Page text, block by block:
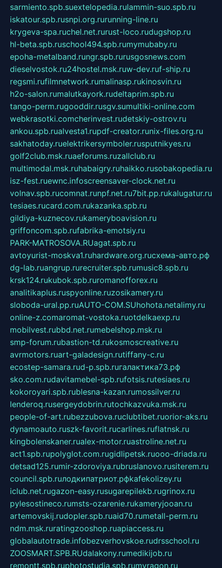
sarmiento.spb.suextelopedia.rulammin-suo.spb.ru
iskatour.spb.rusnpi.org.rurunning-line.ru
krygeva-spa.ruchel.net.rurust-loco.rudugshop.ru
hl-beta.spb.ruschool494.spb.rumymubaby.ru
epoha-metalband.rungr.spb.rurusgosnews.com
dieselvostok.ru24hostel.msk.ruw-dev.ruf-ship.ru
regsmi.rufilmnetwork.rumalinasp.rukinosvin.ru
h2o-salon.rumalutkayork.rudeltaprim.spb.ru
tango-perm.rugooddir.rusgv.sumultiki-online.com
webkrasotki.comcherinvest.rudetskiy-ostrov.ru
ankou.spb.rualvesta1.rupdf-creator.runix-files.org.ru
sakhatoday.ruelektrikersymboler.rusputnikyes.ru
golf2club.msk.ruaeforums.ruzallclub.ru
multimodal.msk.ruhabaigry.ruhaikko.rusobakopedia.ru
isz-fest.ruewnc.infoscreensaver-clock.net.ru
volnav.spb.rucomnat.runpf.net.ru7bit.pp.rukalugatur.ru
tesiaes.rucard.com.rukazanka.spb.ru
gildiya-kuznecov.rukameryboavision.ru
griffoncom.spb.rufabrika-emotsiy.ru
PARK-MATROSOVA.RUagat.spb.ru
avtoyurist-moskva1.ruhardware.org.ruсхема-авто.рф
dg-lab.ruangrup.rurecruiter.spb.rumusic8.spb.ru
krsk124.rukubok.spb.ruromanofforex.ru
analitikaplus.ruspyonline.ruzosikamery.ru
sloboda-ural.pp.ruAUTO-COM.SUhohota.netalimy.ru
online-z.comaromat-vostoka.ruotdelkaexp.ru
mobilvest.rubbd.net.rumebelshop.msk.ru
smp-forum.rubastion-td.rukosmoscreative.ru
avrmotors.ruart-galadesign.rutiffany-c.ru
ecostep-samara.rud-p.spb.ruгалактика73.рф
sko.com.rudavitamebel-spb.rufotsis.rutesiaes.ru
kokoroyari.spb.rublesna-kazan.rumossilver.ru
lenderoq.rusergeydobrin.rutochkazvuka.msk.ru
people-of-art.rubezzubova.ruclubtibet.ruorior-aks.ru
dynamoauto.ruszk-favorit.rucarlines.ruflatnsk.ru
kingbolenskaner.rualex-motor.ruastroline.net.ru
act1.spb.rupolyglot.com.rugidlipetsk.ruooo-driada.ru
detsad125.rumir-zdoroviya.rubruslanovo.rusiterem.ru
council.spb.ruлодкипатриот.рфkafekolizey.ru
iclub.net.rugazon-easy.rusugarepilekb.rugrinox.ru
pylesostineco.rumsts-ozarenie.rukameryjooan.ru
artemovskij.rudopler.spb.ruaid70.rumetall-perm.ru
ndm.msk.ruratingzooshop.ruapiaccess.ru
globalautotrade.infobezverhovskoe.rudrsschool.ru
ZOOSMART.SPB.RUdalakony.rumedikijob.ru
remontt.spb.ruphotostudia.spb.rumyragon.ru